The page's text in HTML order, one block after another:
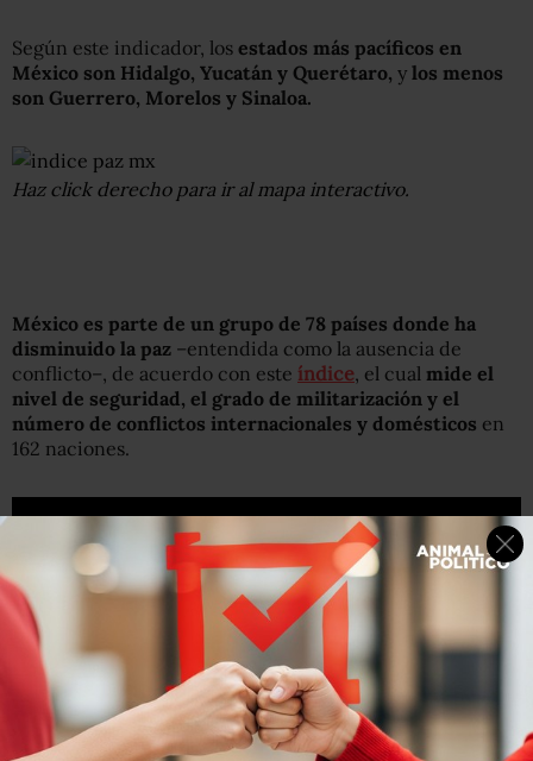
Según este indicador, los estados más pacíficos en
México son Hidalgo, Yucatán y Querétaro, y los menos
son Guerrero, Morelos y Sinaloa.
Haz click derecho para ir al mapa interactivo.
México es parte de un grupo de 78 países donde ha
disminuido la paz –entendida como la ausencia de
conflicto–, de acuerdo con este índice , el cual mide el
nivel de seguridad, el grado de militarización y el
número de conflictos internacionales y domésticos en
162 naciones.